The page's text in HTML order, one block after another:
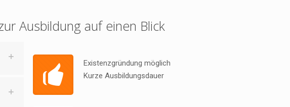
Ausbildung auf einen Blick
Existenzgründung möglich
Kurze Ausbildungsdauer